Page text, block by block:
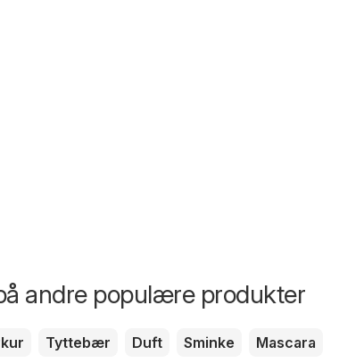
andre populære produkter
Tyttebær Duft Sminke Mascara